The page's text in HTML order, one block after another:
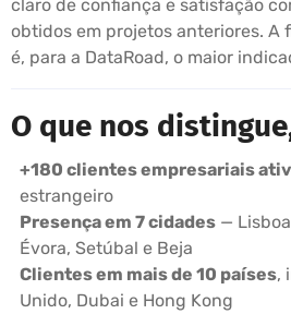
claro de confiança e satisfação
obtidos em projetos anteriores. A
é, para a DataRoad, o maior
O que nos
+180 clientes empresariais
estrangeiro
Presença em 7 cidades —
Évora, Setúbal e Beja
Clientes em mais de 10 países,
Unido, Dubai e Hong Kong